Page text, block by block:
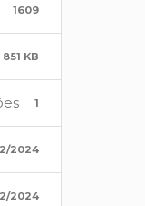
1609
851 KB
1
2024
2024